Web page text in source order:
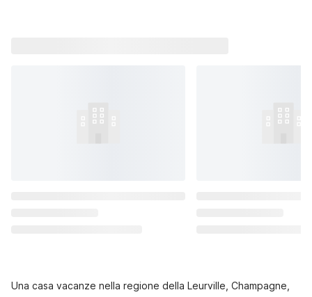
Una casa vacanze nella regione della Leurville, Champagne,